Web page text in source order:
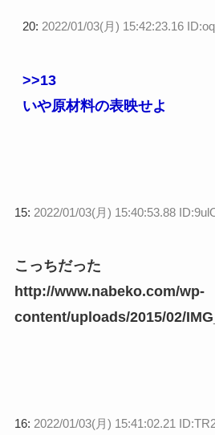
20: 2022/01/03(月) 15:42:23.16
>>13
いや原材料の表映せよ
15: 2022/01/03(月) 15:40:53.88
こっちだった
http://www.nabeko.com/wp-
content/uploads/2015/02/
16: 2022/01/03(月) 15:41:02.21